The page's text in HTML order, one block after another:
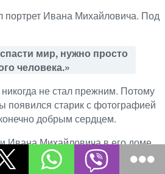
портрет Ивана Михайловича. Под
мир, нужно просто
человека.»
не стал прежним. Потому
появился старик с фотографией
добрым сердцем.
Ивана Михайловича в его доме
при жизни. Парни навещали его
несли людям добро от его